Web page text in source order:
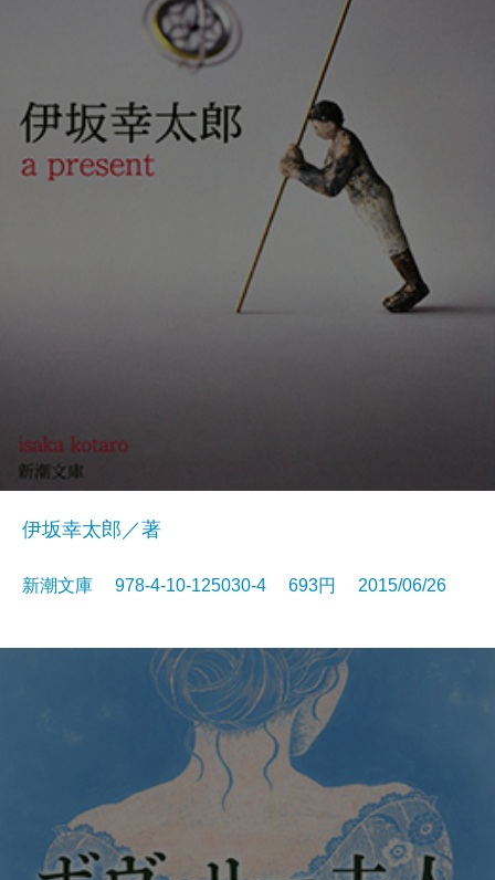
伊坂幸太郎／著
新潮文庫 978-4-10-125030-4 693円 2015/06/26